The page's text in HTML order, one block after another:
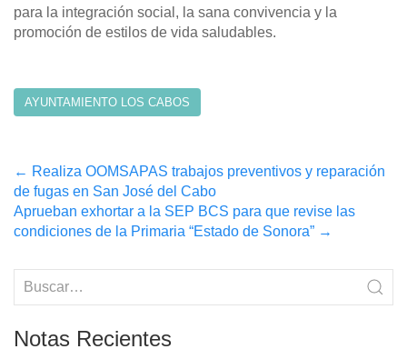
para la integración social, la sana convivencia y la
promoción de estilos de vida saludables.
AYUNTAMIENTO LOS CABOS
Post
navigation
← Realiza OOMSAPAS trabajos preventivos y reparación
de fugas en San José del Cabo
Aprueban exhortar a la SEP BCS para que revise las
condiciones de la Primaria “Estado de Sonora” →
Notas Recientes